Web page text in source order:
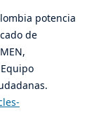
potencia
de